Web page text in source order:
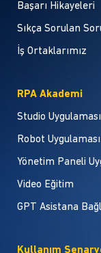
Başarı Hikayeleri
Sıkça Sorulan
İş Ortaklarımız
RPA Akademi
Studio Uygulaması
Robot Uygulaması
Yönetim Paneli
Video Eğitim
GPT Asistana
Kullanım